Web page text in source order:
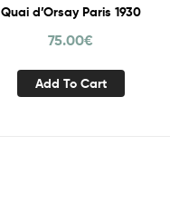
Quai d’Orsay Paris 1930
75.00€
Add To Cart